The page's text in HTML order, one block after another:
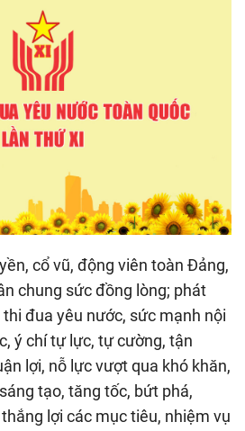
cổ vũ, động viên toàn Đảng,
chung sức đồng lòng; phát
đua yêu nước, sức mạnh nội
ý chí tự lực, tự cường, tận
lợi, nỗ lực vượt qua khó khăn,
tạo, tăng tốc, bứt phá,
lợi các mục tiêu, nhiệm vụ